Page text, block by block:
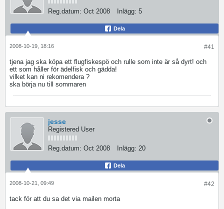
Reg.datum: Oct 2008 Inlägg: 5
Dela
#41
2008-10-19, 18:16
tjenajag ska köpa ett flugfiskespö och rulle som inte är så dyrt! och
ett som håller för ädelfisk och gädda!
vilket kan ni rekomendera ?
ska börja nu till sommaren
jesse
Registered User
Reg.datum: Oct 2008 Inlägg: 20
Dela
#42
2008-10-21, 09:49
tack för att du sa det via mailen morta